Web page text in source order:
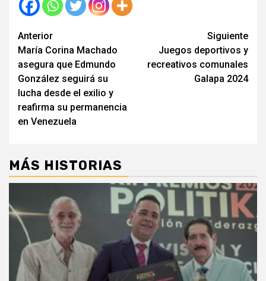
Seguir
leyendo
Anterior
María Corina Machado
asegura que Edmundo
González seguirá su
lucha desde el exilio y
reafirma su permanencia
en Venezuela
Siguiente
Juegos deportivos y
recreativos comunales
Galapa 2024
MÁS HISTORIAS